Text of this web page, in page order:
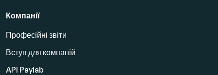
Компанії
Професійні звіти
Вступ для компаній
API Paylab